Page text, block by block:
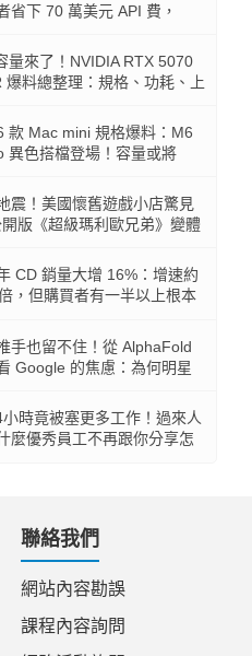
省下 70 萬美元 API 費，
量來了！NVIDIA RTX 5070
爆料總整理：規格、功耗、上
款 Mac mini 規格爆料：M6
異色搭檔登場！容量或將
震！美國懷舊遊戲小店驚見
版《超級瑪利歐兄弟》變體
CD 銷量大增 16%：增速約
，但購買者有一半以上根本
手也留不住！從 AlphaFold
Google 的焦慮：為何明星
時竟被塞更多工作！過來人
麼優秀員工不再跟你分享怎
聯絡我們
網站內容勘誤
課程內容詢問